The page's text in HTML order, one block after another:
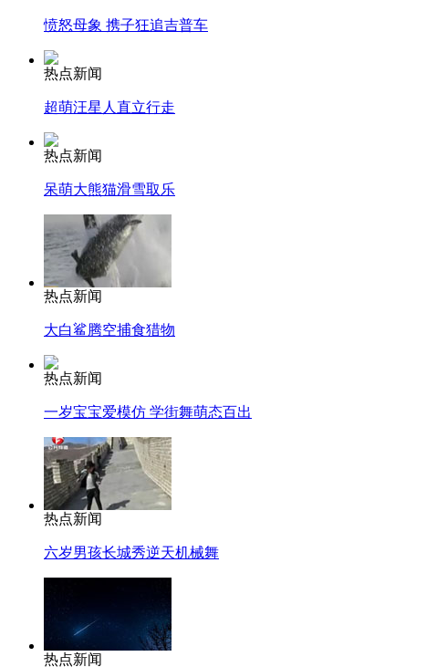
愤怒母象 携子狂追吉普车
热点新闻
超萌汪星人直立行走
热点新闻
呆萌大熊猫滑雪取乐
热点新闻
大白鲨腾空捕食猎物
热点新闻
一岁宝宝爱模仿 学街舞萌态百出
热点新闻
六岁男孩长城秀逆天机械舞
热点新闻